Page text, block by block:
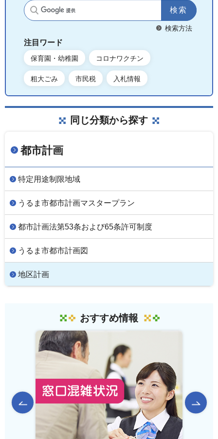
サイト内検索
検索方法
注目ワード
保育園・幼稚園 コロナワクチン
粗大ごみ 市民税 入札情報
同じ分類から探す
都市計画
特定用途制限地域
うるま市都市計画マスタープラン
都市計画法第53条および65条許可制度
うるま市都市計画図
地区計画
おすすめ情報
前のスライドを表示